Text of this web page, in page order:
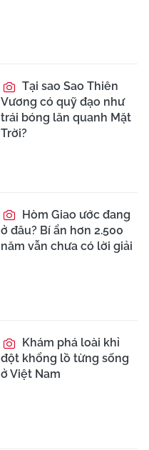
Tại sao Sao Thiên
Vương có quỹ đạo như
trái bóng lăn quanh Mặt
Trời?
Hòm Giao ước đang
ở đâu? Bí ẩn hơn 2.500
năm vẫn chưa có lời giải
Khám phá loài khỉ
đột khổng lồ từng sống
ở Việt Nam